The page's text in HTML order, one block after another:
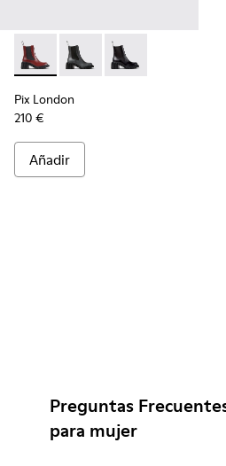
Pix London - K400803-004 -
Pix London - K400803-003
Pix London -
Pix London
210 €
Añadir
Preguntas
para mujer